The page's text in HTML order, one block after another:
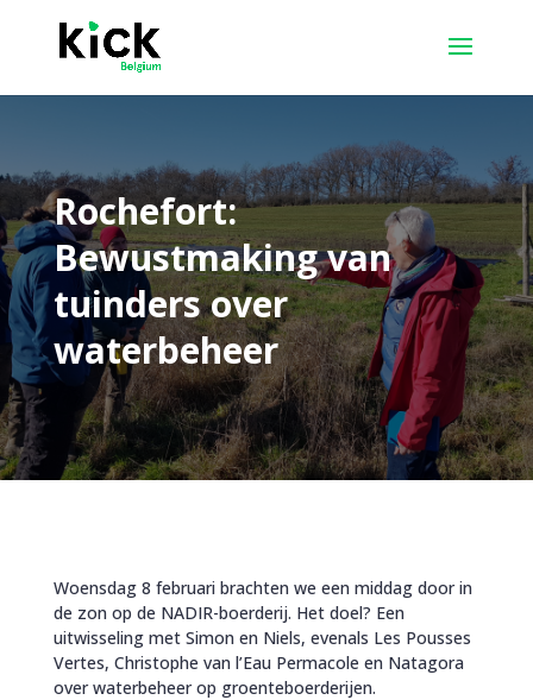
Rochefort:
Bewustmaking van
tuinders over
waterbeheer
Woensdag 8 februari brachten we een middag door in
de zon op de NADIR-boerderij. Het doel? Een
uitwisseling met Simon en Niels, evenals Les Pousses
Vertes, Christophe van l’Eau Permacole en Natagora
over waterbeheer op groenteboerderijen.